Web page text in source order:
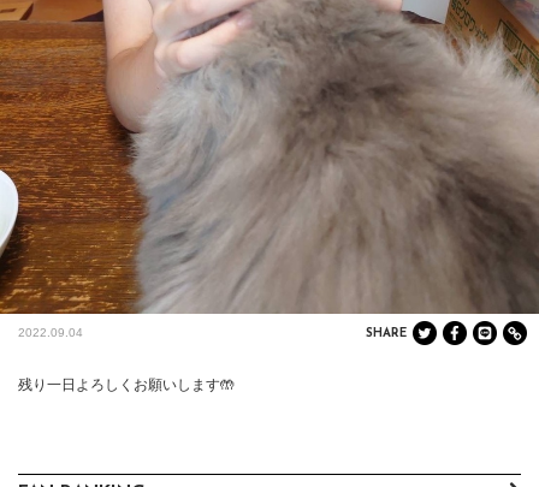
2022.09.04 SHARE
残り一日よろしくお願いします🤲